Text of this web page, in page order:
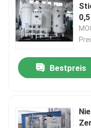
Bestpreis